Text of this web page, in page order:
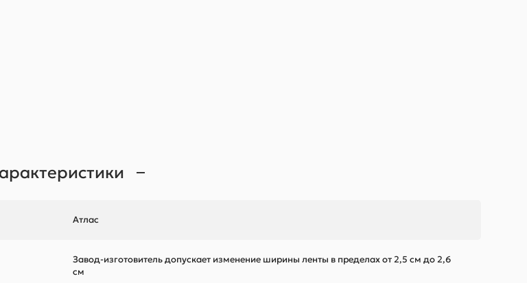
Атлас
Завод-изготовитель допускает изменение ширины ленты в пределах от 2,5 см до 2,6
см